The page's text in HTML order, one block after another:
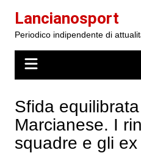
contenuto
Lancianosport
Periodico indipendente di
Sfida
Marcianese. I
squadre e gli